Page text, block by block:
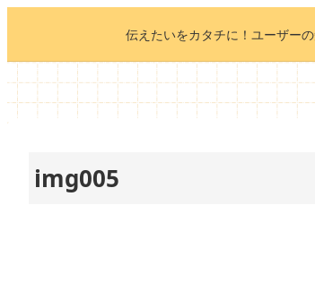
を
ス
キ
伝えたいをカタチに！ユーザー
img005